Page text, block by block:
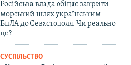
Російська влада обіцяє закрити
морський шлях українським
БпЛА до Севастополя. Чи реально
це?
СУСПІЛЬСТВО